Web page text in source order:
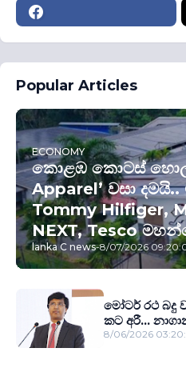
Popular Articles
ECONOMY
කොළඹ කොටස්
Apparel’ වසා
Tommy Hilfiger,
NEXT, Tesco
lanka C news-8/07/2026
මෝටර් රථ බදු
කට අරී...
8/06/2026